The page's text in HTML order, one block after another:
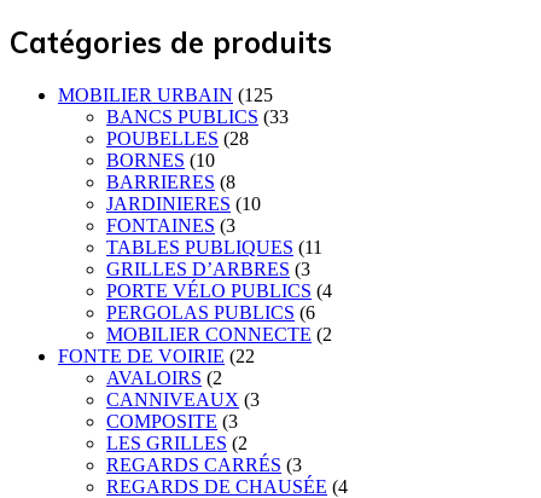
Catégories de produits
MOBILIER URBAIN (125
BANCS PUBLICS (33
POUBELLES (28
BORNES (10
BARRIERES (8
JARDINIERES (10
FONTAINES (3
TABLES PUBLIQUES (11
GRILLES D’ARBRES (3
PORTE VÉLO PUBLICS (4
PERGOLAS PUBLICS (6
MOBILIER CONNECTE (2
FONTE DE VOIRIE (22
AVALOIRS (2
CANNIVEAUX (3
COMPOSITE (3
LES GRILLES (2
REGARDS CARRÉS (3
REGARDS DE CHAUSÉE (4